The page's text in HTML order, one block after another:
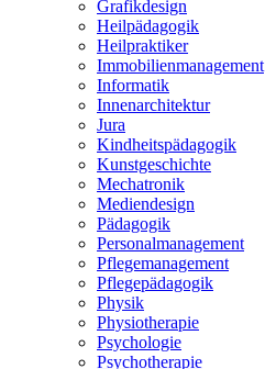
Grafikdesign
Heilpädagogik
Heilpraktiker
Immobilienmanagement
Informatik
Innenarchitektur
Jura
Kindheitspädagogik
Kunstgeschichte
Mechatronik
Mediendesign
Pädagogik
Personalmanagement
Pflegemanagement
Pflegepädagogik
Physik
Physiotherapie
Psychologie
Psychotherapie